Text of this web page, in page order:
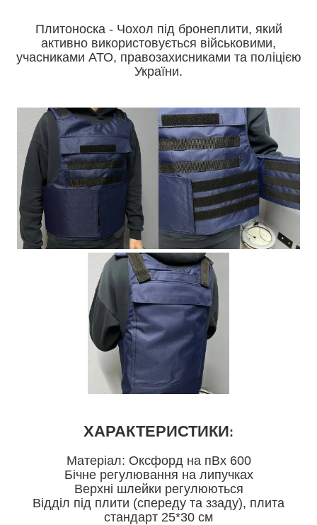
Плитоноска - Чохол під бронеплити, який
активно використовується військовими,
учасниками АТО, правозахисниками та поліцією
України.
ХАРАКТЕРИСТИКИ:
Матеріал: Оксфорд на пВх 600
Бічне регулювання на липучках
Верхні шлейки регулюються
Відділ під плити (спереду та ззаду), плита
стандарт 25*30 см